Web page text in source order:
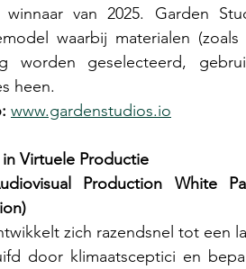
van 2025. Garden
waarbij materialen
worden geselecteerd,
heen.
www.gardenstudios.io
Virtuele Productie
Production White
zich razendsnel tot een
door klimaatsceptici en